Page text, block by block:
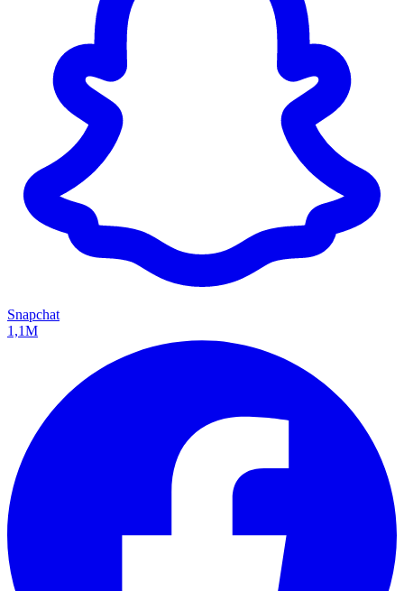
Snapchat
1,1M